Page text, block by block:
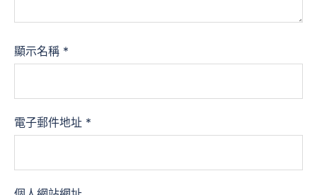
顯示名稱 *
電子郵件地址 *